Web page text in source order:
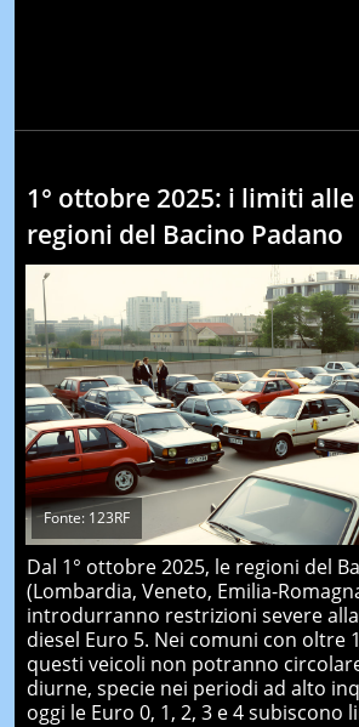
1° ottobre 2025: i limiti
regioni del Bacino Padano
Fonte: 123RF
Dal 1° ottobre 2025, le regioni del
(Lombardia, Veneto, Emilia-
introdurranno restrizioni severe
diesel Euro 5. Nei comuni con oltre
questi veicoli non potranno
diurne, specie nei periodi ad alto
oggi le Euro 0, 1, 2, 3 e 4 subiscono